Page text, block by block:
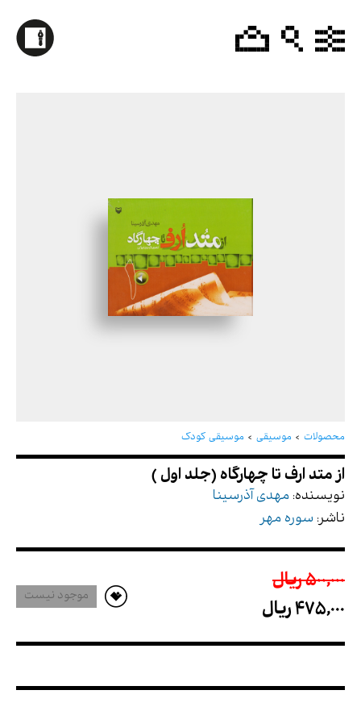
محصولات موسیقی موسیقی کودک
نویسنده: مهدی آذرسینا
ناشر: سوره مهر
500,000 ريال
475,000 ريال
موجود نیست